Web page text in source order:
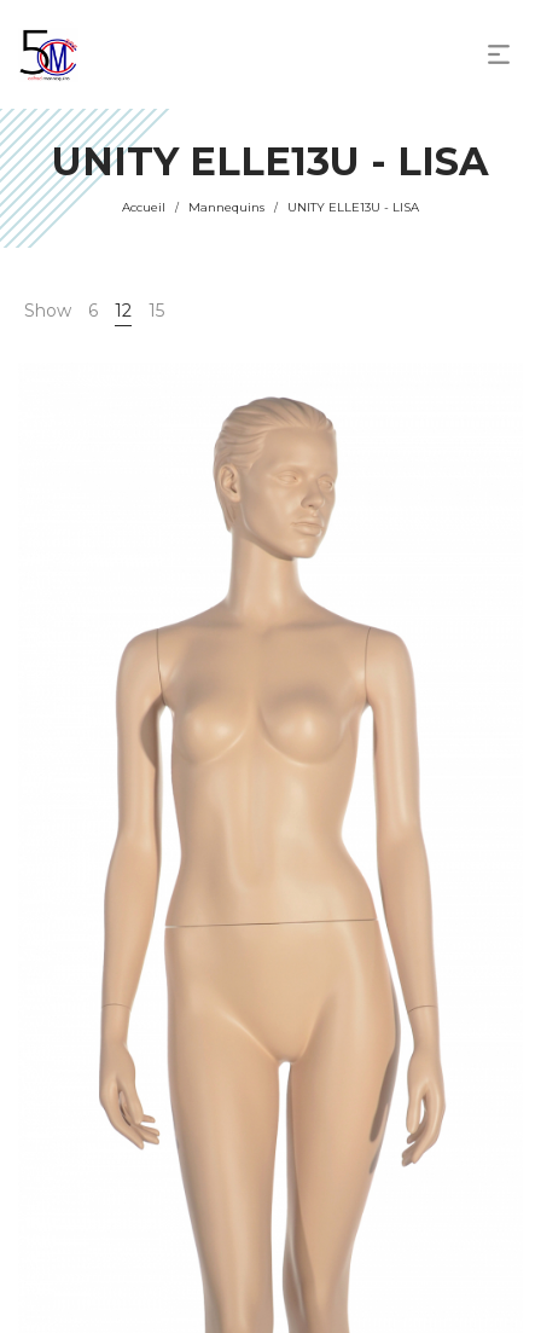
UNITY ELLE13U - LISA
Accueil / Mannequins / UNITY ELLE13U - LISA
Show 6 12 15